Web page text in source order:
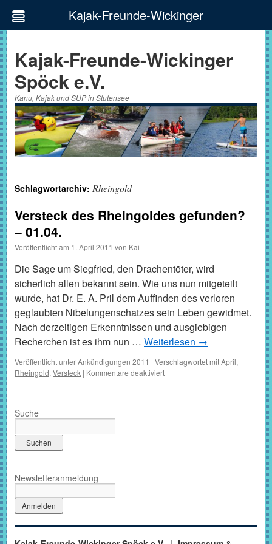
springen
Kajak-Freunde-Wickinger
Spöck e.V.
Kanu, Kajak und SUP in Stutensee
Schlagwortarchiv: Rheingold
Versteck des Rheingoldes gefunden?
– 01.04.
Veröffentlicht am 1. April 2011 von Kai
Die Sage um Siegfried, den Drachentöter, wird
sicherlich allen bekannt sein. Wie uns nun mitgeteilt
wurde, hat Dr. E. A. Pril dem Auffinden des verloren
geglaubten Nibelungenschatzes sein Leben gewidmet.
Nach derzeitigen Erkenntnissen und ausgiebigen
Recherchen ist es ihm nun … Weiterlesen →
Veröffentlicht unterAnkündigungen 2011 | Verschlagwortet mitApril,
Rheingold, Versteck | Kommentare deaktiviertfür
Suche
Newsletteranmeldung
Kajak-Freunde-Wickinger